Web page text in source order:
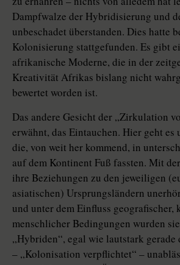
Dampfwalze der Hybridisierung und
unbeschadet überstanden. Dies hatte
Kolonisierung stattgefunden. Es gibt
afrikanische Moderne, die in der
Kreativität Afrikas bislang nicht
bewertet worden ist.
Das andere Gesicht der „Zirkulation
erwähnt, das Eintauchen. Hier geht
die, von weit her kommend, in
auf dem Kontinent Fuß fassten. Mit
ihre Beziehungen zu den jeweiligen
asiatischen) Ursprungsländern
und unter dem Einfluss geografischer,
menschlicher Bedingungen wurden
„Hybriden“, egal wie lautstark
– „Kolonisation verpflichtet“ –